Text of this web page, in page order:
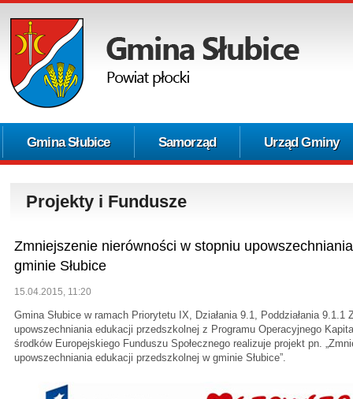
Gmina Słubice Samorząd Urząd Gminy
Projekty i Fundusze
Zmniejszenie nierówności w stopniu
gminie Słubice
15.04.2015, 11:20
Gmina Słubice w ramach Priorytetu IX, Działania 9.1, Poddziałania
upowszechniania edukacji przedszkolnej z Programu Operacyjnego
środków Europejskiego Funduszu Społecznego realizuje projekt pn.
upowszechniania edukacji przedszkolnej w gminie Słubice”.